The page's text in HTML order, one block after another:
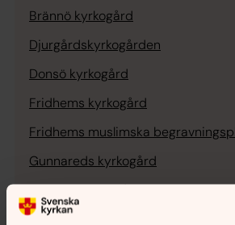
Brännö kyrkogård
Djurgårdskyrkogården
Donsö kyrkogård
Fridhems kyrkogård
Fridhems muslimska
Gunnareds kyrkogård
Kvibergs kyrkogård
Kvibergs muslimska